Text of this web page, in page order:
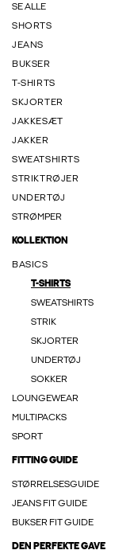
SE ALLE
SHORTS
JEANS
BUKSER
T-SHIRTS
SKJORTER
JAKKESÆT
JAKKER
SWEATSHIRTS
STRIKTRØJER
UNDERTØJ
STRØMPER
KOLLEKTION
BASICS
T-SHIRTS
SWEATSHIRTS
STRIK
SKJORTER
UNDERTØJ
SOKKER
LOUNGEWEAR
MULTIPACKS
SPORT
FITTING GUIDE
STØRRELSESGUIDE
JEANS FIT GUIDE
BUKSER FIT GUIDE
DEN PERFEKTE GAVE